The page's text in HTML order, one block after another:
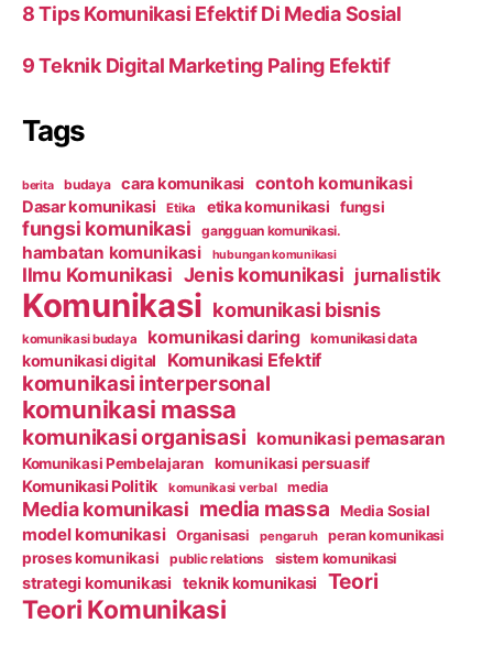
8 Tips Komunikasi Efektif Di Media Sosial
9 Teknik Digital Marketing Paling Efektif
Tags
berita budaya cara komunikasi contoh komunikasi
Dasar komunikasi Etika etika komunikasi fungsi
fungsi komunikasi gangguan komunikasi.
hambatan komunikasi hubungan komunikasi
Ilmu Komunikasi Jenis komunikasi jurnalistik
Komunikasi komunikasi bisnis
komunikasi budaya komunikasi daring komunikasi data
komunikasi digital Komunikasi Efektif
komunikasi interpersonal
komunikasi massa
komunikasi organisasi komunikasi pemasaran
Komunikasi Pembelajaran komunikasi persuasif
Komunikasi Politik komunikasi verbal media
Media komunikasi media massa Media Sosial
model komunikasi Organisasi pengaruh peran komunikasi
proses komunikasi public relations sistem komunikasi
strategi komunikasi teknik komunikasi Teori
Teori Komunikasi